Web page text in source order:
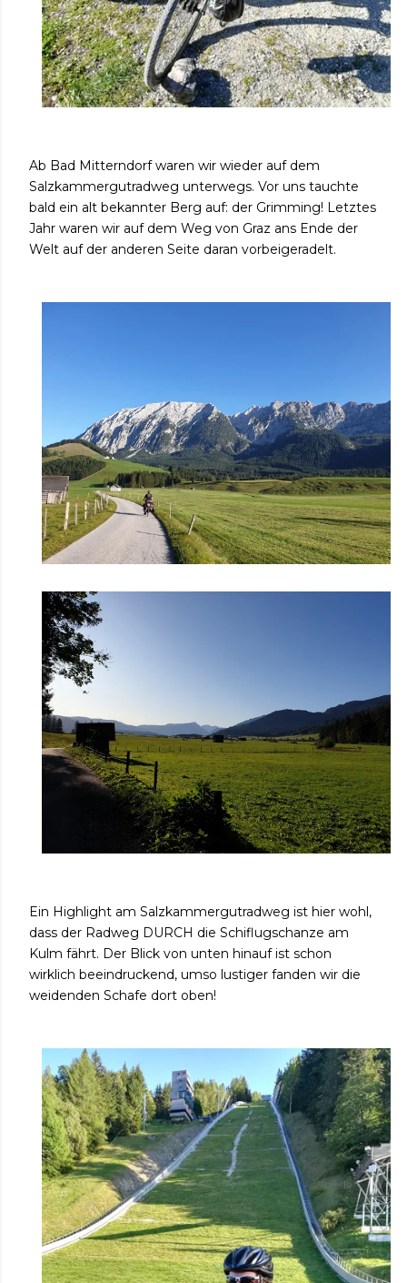
Ab Bad Mitterndorf waren wir wieder auf dem
Salzkammergutradweg unterwegs. Vor uns tauchte
bald ein alt bekannter Berg auf: der Grimming! Letztes
Jahr waren wir auf dem Weg von Graz ans Ende der
Welt auf der anderen Seite daran vorbeigeradelt.
Ein Highlight am Salzkammergutradweg ist hier wohl,
dass der Radweg DURCH die Schiflugschanze am
Kulm fährt. Der Blick von unten hinauf ist schon
wirklich beeindruckend, umso lustiger fanden wir die
weidenden Schafe dort oben!